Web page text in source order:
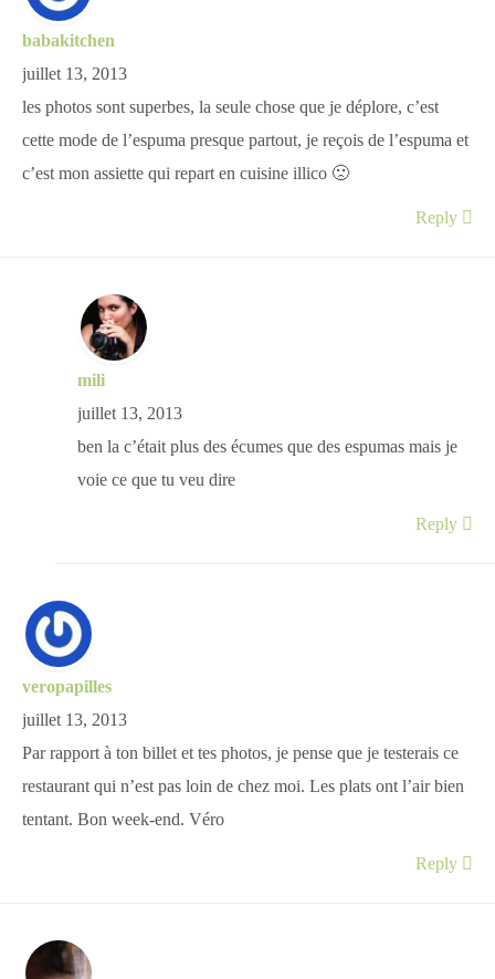
babakitchen
juillet 13, 2013
les photos sont superbes, la seule chose que je déplore, c’est
cette mode de l’espuma presque partout, je reçois de l’espuma et
c’est mon assiette qui repart en cuisine illico 🙁
Reply
mili
juillet 13, 2013
ben la c’était plus des écumes que des espumas mais je
voie ce que tu veu dire
Reply
veropapilles
juillet 13, 2013
Par rapport à ton billet et tes photos, je pense que je testerais ce
restaurant qui n’est pas loin de chez moi. Les plats ont l’air bien
tentant. Bon week-end. Véro
Reply